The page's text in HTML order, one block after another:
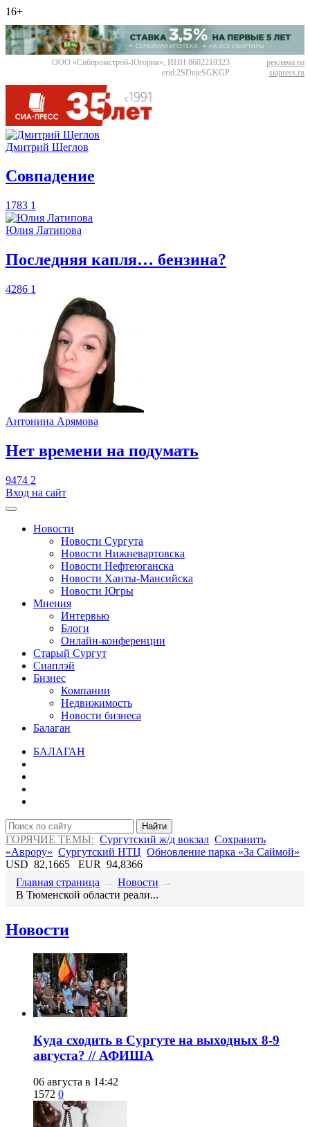
16+
ООО «Сибпромстрой-Югория», ИНН 8602219323
erid:2SDnjeSGKGP
реклама на
siapress.ru
Дмитрий Щеглов
​Совпадение
1783 1
Юлия Латипова
​Последняя капля… бензина?
4286 1
Антонина Арямова
​Нет времени на подумать
9474 2
Вход на сайт
Новости
Новости Сургута
Новости Нижневартовска
Новости Нефтеюганска
Новости Ханты-Мансийска
Новости Югры
Мнения
Интервью
Блоги
Онлайн-конференции
Старый Сургут
Сиаплэй
Бизнес
Компании
Недвижимость
Новости бизнеса
Балаган
БАЛАГАН
Найти
ГОРЯЧИЕ ТЕМЫ: Сургутский ж/д вокзал Сохранить
«Аврору» Сургутский НТЦ Обновление парка «За Саймой»
USD 82,1665 EUR 94,8366
Главная страница → Новости →
​В Тюменской области реали...
Новости
​Куда сходить в Сургуте на выходных 8-9
августа? // АФИША
06 августа в 14:42
1572 0